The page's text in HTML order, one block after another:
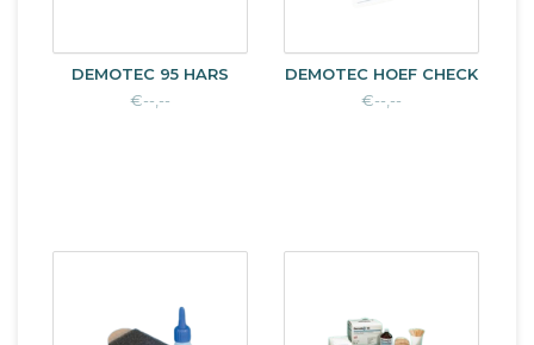
DEMOTEC 95 HARS
€--,--
DEMOTEC HOEF CHECK
€--,--